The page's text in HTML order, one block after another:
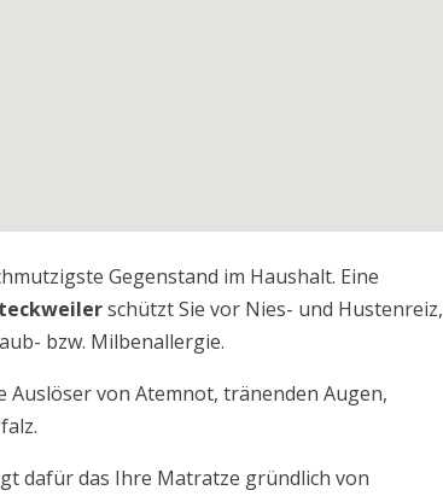
Gegenstand im Haushalt. Eine
schützt Sie vor Nies- und Hustenreiz,
bzw. Milbenallergie.
von Atemnot, tränenden Augen,
dafür das Ihre Matratze gründlich von